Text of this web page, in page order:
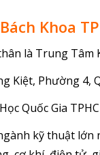
Khoa
là Trung Tâm
Kiệt, Phường 4,
Quốc Gia
kỹ thuật